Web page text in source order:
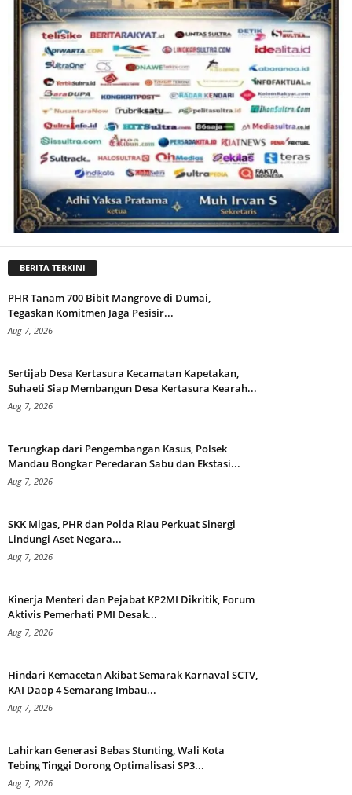
BERITA TERKINI
PHR Tanam 700 Bibit Mangrove di Dumai,
Tegaskan Komitmen Jaga Pesisir...
Aug 7, 2026
Sertijab Desa Kertasura Kecamatan Kapetakan,
Suhaeti Siap Membangun Desa Kertasura Kearah...
Aug 7, 2026
Terungkap dari Pengembangan Kasus, Polsek
Mandau Bongkar Peredaran Sabu dan Ekstasi...
Aug 7, 2026
SKK Migas, PHR dan Polda Riau Perkuat Sinergi
Lindungi Aset Negara...
Aug 7, 2026
Kinerja Menteri dan Pejabat KP2MI Dikritik, Forum
Aktivis Pemerhati PMI Desak...
Aug 7, 2026
Hindari Kemacetan Akibat Semarak Karnaval SCTV,
KAI Daop 4 Semarang Imbau...
Aug 7, 2026
Lahirkan Generasi Bebas Stunting, Wali Kota
Tebing Tinggi Dorong Optimalisasi SP3...
Aug 7, 2026